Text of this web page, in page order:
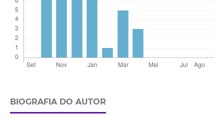
BIOGRAFIA DO AUTOR